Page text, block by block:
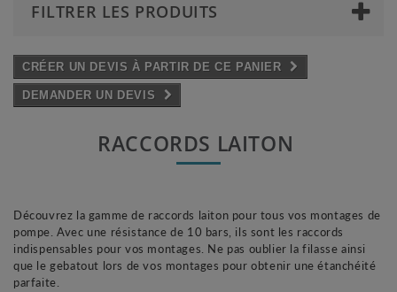
FILTRER LES PRODUITS
CRÉER UN DEVIS À PARTIR DE CE PANIER
DEMANDER UN DEVIS
RACCORDS LAITON
Découvrez la gamme de raccords laiton pour tous vos montages de
pompe. Avec une résistance de 10 bars, ils sont les raccords
indispensables pour vos montages. Ne pas oublier la filasse ainsi
que le gebatout lors de vos montages pour obtenir une étanchéité
parfaite.